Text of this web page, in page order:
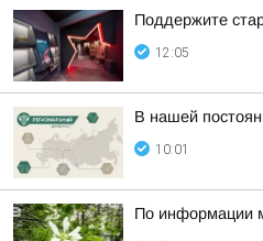
Поддержите
12:05
В нашей
10:01
По информации